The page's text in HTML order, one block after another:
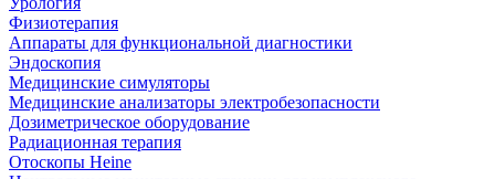
Физиотерапия
Аппараты для функциональной диагностики
Эндоскопия
Медицинские симуляторы
Медицинские анализаторы электробезопасности
Дозиметрическое оборудование
Радиационная терапия
Отоскопы Heine